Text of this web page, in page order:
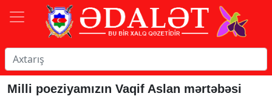
Milli poeziyamızın Vaqif Aslan mərtəbəsi